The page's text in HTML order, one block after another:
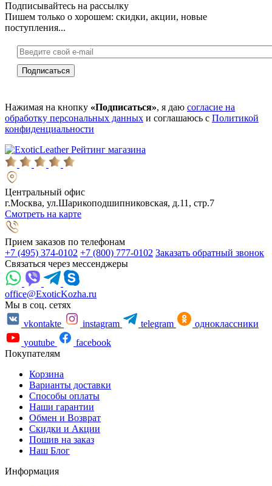
Подписывайтесь на рассылку
Пишем только о хорошем: скидки, акции, новые
поступления...
Нажимая на кнопку «Подписаться», я даю согласие на
обработку персональных данных и соглашаюсь с Политикой
конфиденциальности
Рейтинг магазина
Центральный офис
г.Москва, ул.Шарикоподшипниковская, д.11, стр.7
Смотреть на карте
Прием заказов по телефонам
+7 (495) 374-0102 +7 (800) 777-0102 Заказать обратный звонок
Связаться через мессенджеры
office@ExoticKozha.ru
Мы в соц. сетях
vkontakte
instagram telegram
одноклассники
youtube
facebook
Покупателям
Корзина
Варианты доставки
Способы оплаты
Наши гарантии
Обмен и Возврат
Скидки и Акции
Пошив на заказ
Наш Блог
Информация